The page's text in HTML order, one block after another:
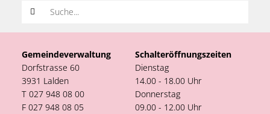
Suchwort
Gemeindeverwaltung
Dorfstrasse 60
3931 Lalden
T 027 948 08 00
F 027 948 08 05
Schalteröffnungszeiten
Dienstag
14.00 - 18.00 Uhr
Donnerstag
09.00 - 12.00 Uhr